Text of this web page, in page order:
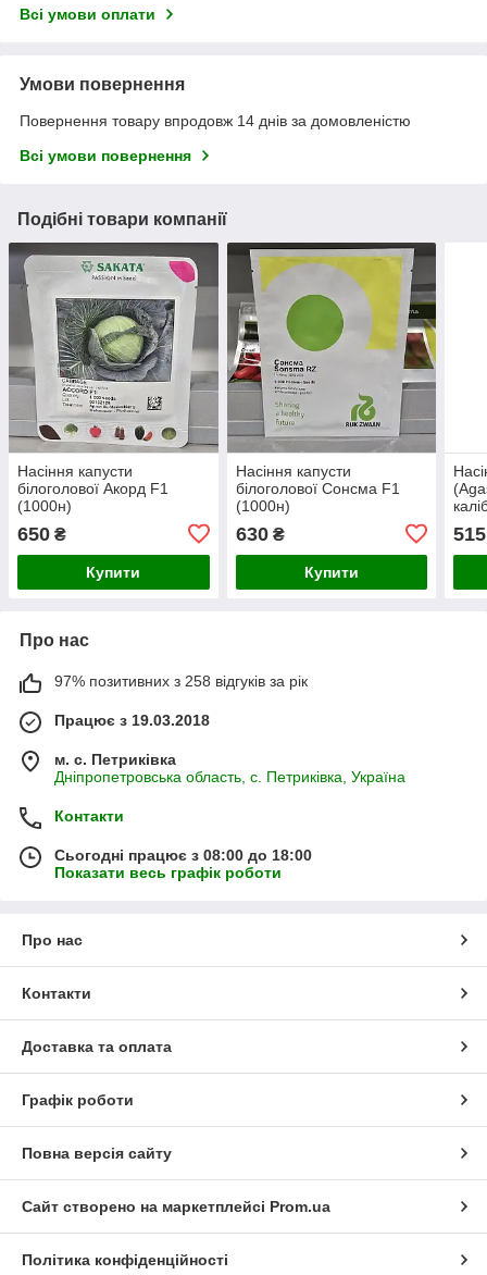
Всі умови оплати
Умови повернення
Повернення товару впродовж 14 днів за домовленістю
Всі умови повернення
Подібні товари компанії
Насіння капусти
білоголової Акорд F1
(1000н)
650 ₴
Купити
Насіння капусти
білоголової Сонсма F1
(1000н)
630₴
Купити
515
Про нас
97% позитивних з 258 відгуків за рік
Працює з 19.03.2018
м. с. Петриківка
Дніпропетровська область, с. Петриківка, Україна
Контакти
Сьогодні працює з 08:00 до 18:00
Показати весь графік роботи
Про нас
Контакти
Доставка та оплата
Графік роботи
Повна версія сайту
Сайт створено на маркетплейсі Prom.ua
Політика конфіденційності